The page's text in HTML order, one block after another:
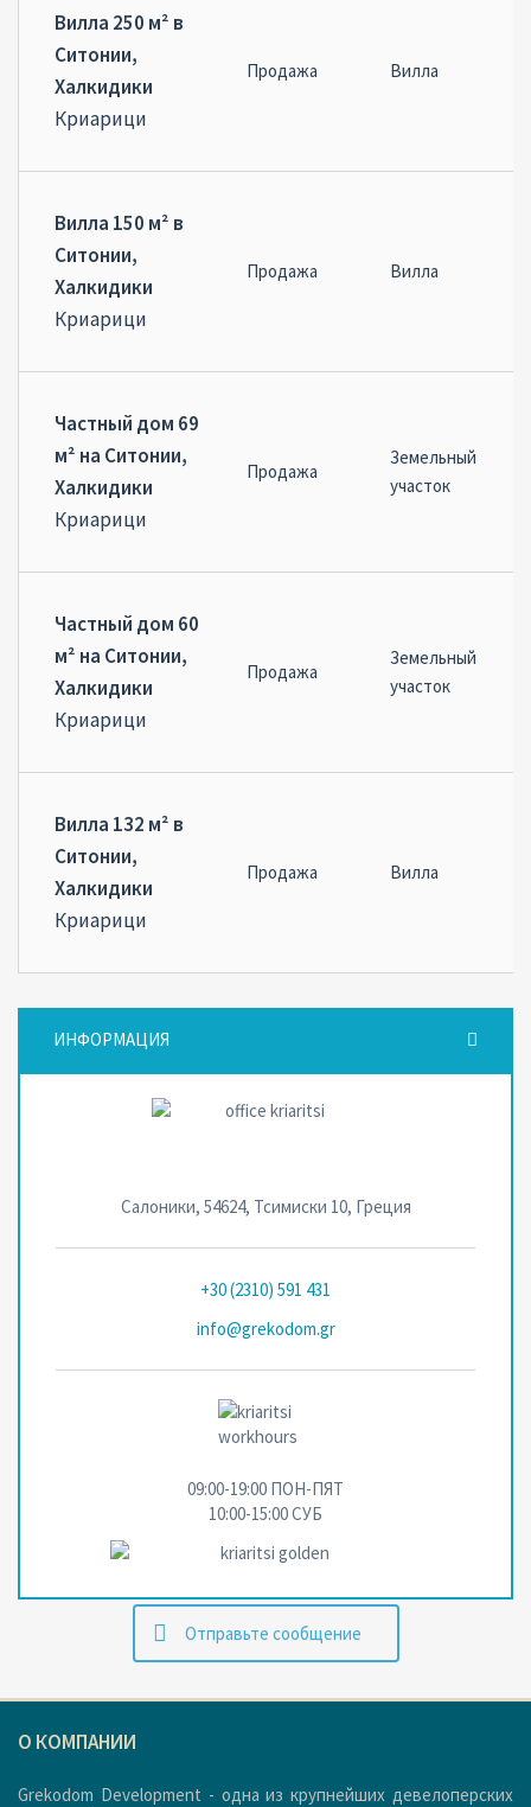
Вилла 250 м² в
Ситонии,
Халкидики
Криарици
Продажа Вилла
Вилла 150 м² в
Ситонии,
Халкидики
Криарици
Продажа Вилла
Частный дом 69
м² на Ситонии,
Халкидики
Криарици
Продажа
Земельный
участок
Частный дом 60
м² на Ситонии,
Халкидики
Криарици
Продажа
Земельный
участок
Вилла 132 м² в
Ситонии,
Халкидики
Криарици
Продажа Вилла
ИНФОРМАЦИЯ
Салоники, 54624, Тсимиски 10, Греция
+30 (2310) 591 431
info@grekodom.gr
09:00-19:00 ПОН-ПЯТ
10:00-15:00 СУБ
Oтправьте сообщение
О КОМПАНИИ
Grekodom Development - одна из крупнейших девелоперских